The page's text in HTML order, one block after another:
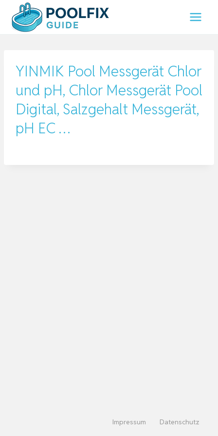
Inhalt
springen
YINMIK Pool Messgerät Chlor
und pH, Chlor Messgerät Pool
Digital, Salzgehalt Messgerät,
pH EC …
Impressum Datenschutz